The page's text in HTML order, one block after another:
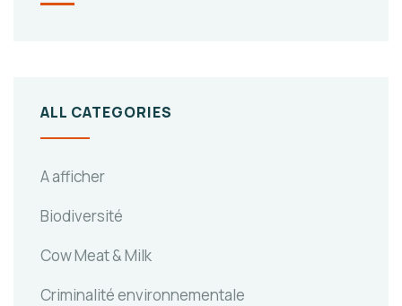
ALL CATEGORIES
A afficher
Biodiversité
Cow Meat & Milk
Criminalité environnementale